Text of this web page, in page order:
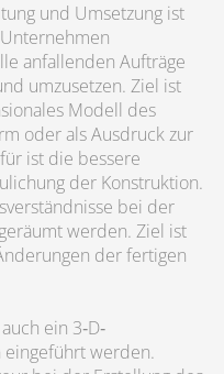
und Umsetzung ist
Unternehmen
anfallenden Aufträge
umzusetzen. Ziel ist
Modell des
oder als Ausdruck zur
ist die bessere
der Konstruktion.
bei der
werden. Ziel ist
der fertigen
ein 3‐D‐
werden.